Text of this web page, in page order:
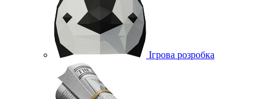
Ігрова розробка